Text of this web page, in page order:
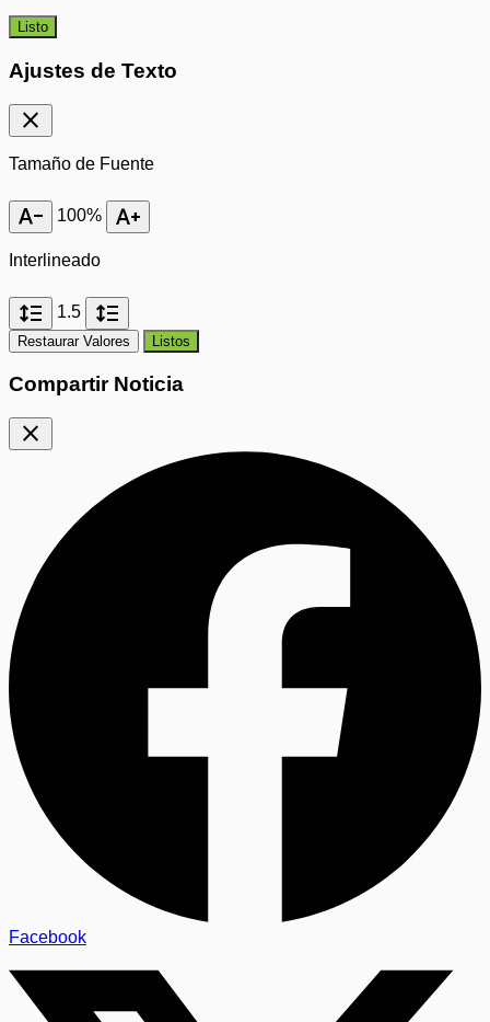
Listo
Ajustes de Texto
close
Tamaño de Fuente
text_decrease 100% text_increase
Interlineado
format_line_spacing 1.5 format_line_spacing
Restaurar Valores Listos
Compartir Noticia
close
Facebook